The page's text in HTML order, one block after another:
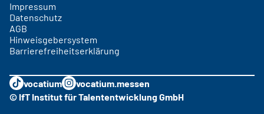
Impressum
Datenschutz
AGB
Hinweisgebersystem
Barrierefreiheitserklärung
vocatium
vocatium.messen
© IfT Institut für Talententwicklung GmbH